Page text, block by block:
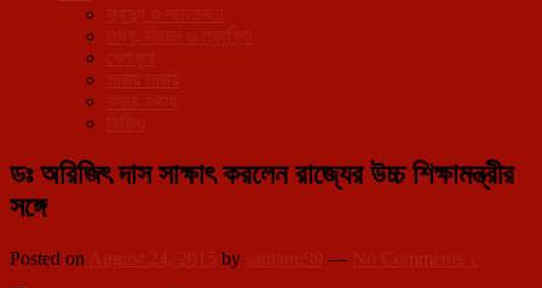
স্বাস্থ্য ও সচেতনতা
তথ্য, বিজ্ঞান ও প্রযুক্তি
খেলাধূলা
তারায় তারায়
কথায় কথায়
ডঃ অরিজিৎ দাস সাক্ষাৎ করলেন রাজ্যের উচ্চ শিক্ষামন্ত্রীর
সঙ্গে
Posted on August 24, 2015 by santanu99 — No Comments ↓